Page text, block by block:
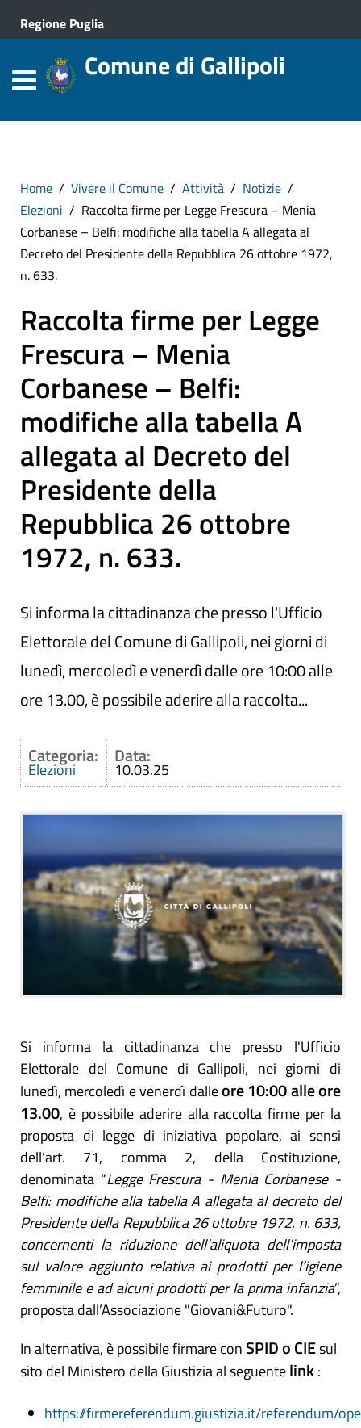
Regione Puglia
Comune di Gallipoli
Home Vivere il Comune Attività
Notizie
Elezioni
Raccolta firme per Legge Frescura – Menia
Corbanese – Belfi: modifiche alla tabella A allegata al
Decreto del Presidente della Repubblica 26 ottobre 1972,
n. 633.
Raccolta firme per Legge
Frescura – Menia
Corbanese – Belfi:
modifiche alla tabella A
allegata al Decreto del
Presidente della
Repubblica 26 ottobre
1972, n. 633.
Si informa la cittadinanza che presso l'Ufficio
Elettorale del Comune di Gallipoli, nei giorni di
lunedì, mercoledì e venerdì dalle ore 10:00 alle
ore 13.00, è possibile aderire alla raccolta...
Categoria:
Elezioni
Data:
10.03.25
Si informa la cittadinanza che presso l'Ufficio
Elettorale del Comune di Gallipoli, nei giorni di
lunedì, mercoledì e venerdì dalleore 10:00 alle ore
13.00, è possibile aderire alla raccolta firme per la
proposta di legge di iniziativa popolare, ai sensi
dell’art. 71, comma 2, della Costituzione,
denominata “Legge Frescura - Menia Corbanese -
Belfi: modifiche alla tabella A allegata al decreto del
Presidente della Repubblica 26 ottobre 1972, n. 633,
concernenti la riduzione dell’aliquota dell’imposta
sul valore aggiunto relativa ai prodotti per l’igiene
femminile e ad alcuni prodotti per la prima infanzia”,
proposta dall’Associazione "Giovani&Futuro".
In alternativa, è possibile firmare conSPID o CIEsul
sito del Ministero della Giustizia al seguentelink:
https://firmereferendum.giustizia.it/referendum/